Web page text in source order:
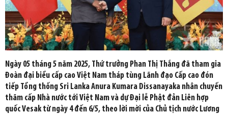
Ngày 05 tháng 5 năm 2025, Thứ trưởng Phan Thị Thắng đã tham gia
Đoàn đại biểu cấp cao Việt Nam tháp tùng Lãnh đạo Cấp cao đón
tiếp Tổng thống Sri Lanka Anura Kumara Dissanayaka nhân chuyến
thăm cấp Nhà nước tới Việt Nam và dự Đại lễ Phật đản Liên hợp
quốc Vesak từ ngày 4 đến 6/5, theo lời mời của Chủ tịch nước Lương